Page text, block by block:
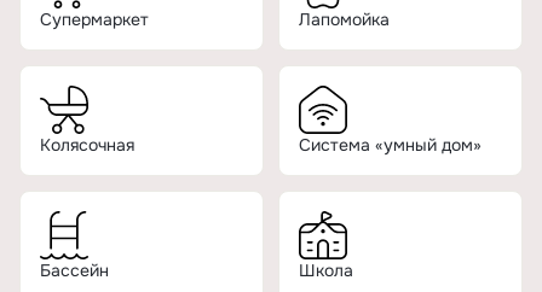
Супермаркет Лапомойка
Колясочная Система «умный дом»
Бассейн Школа